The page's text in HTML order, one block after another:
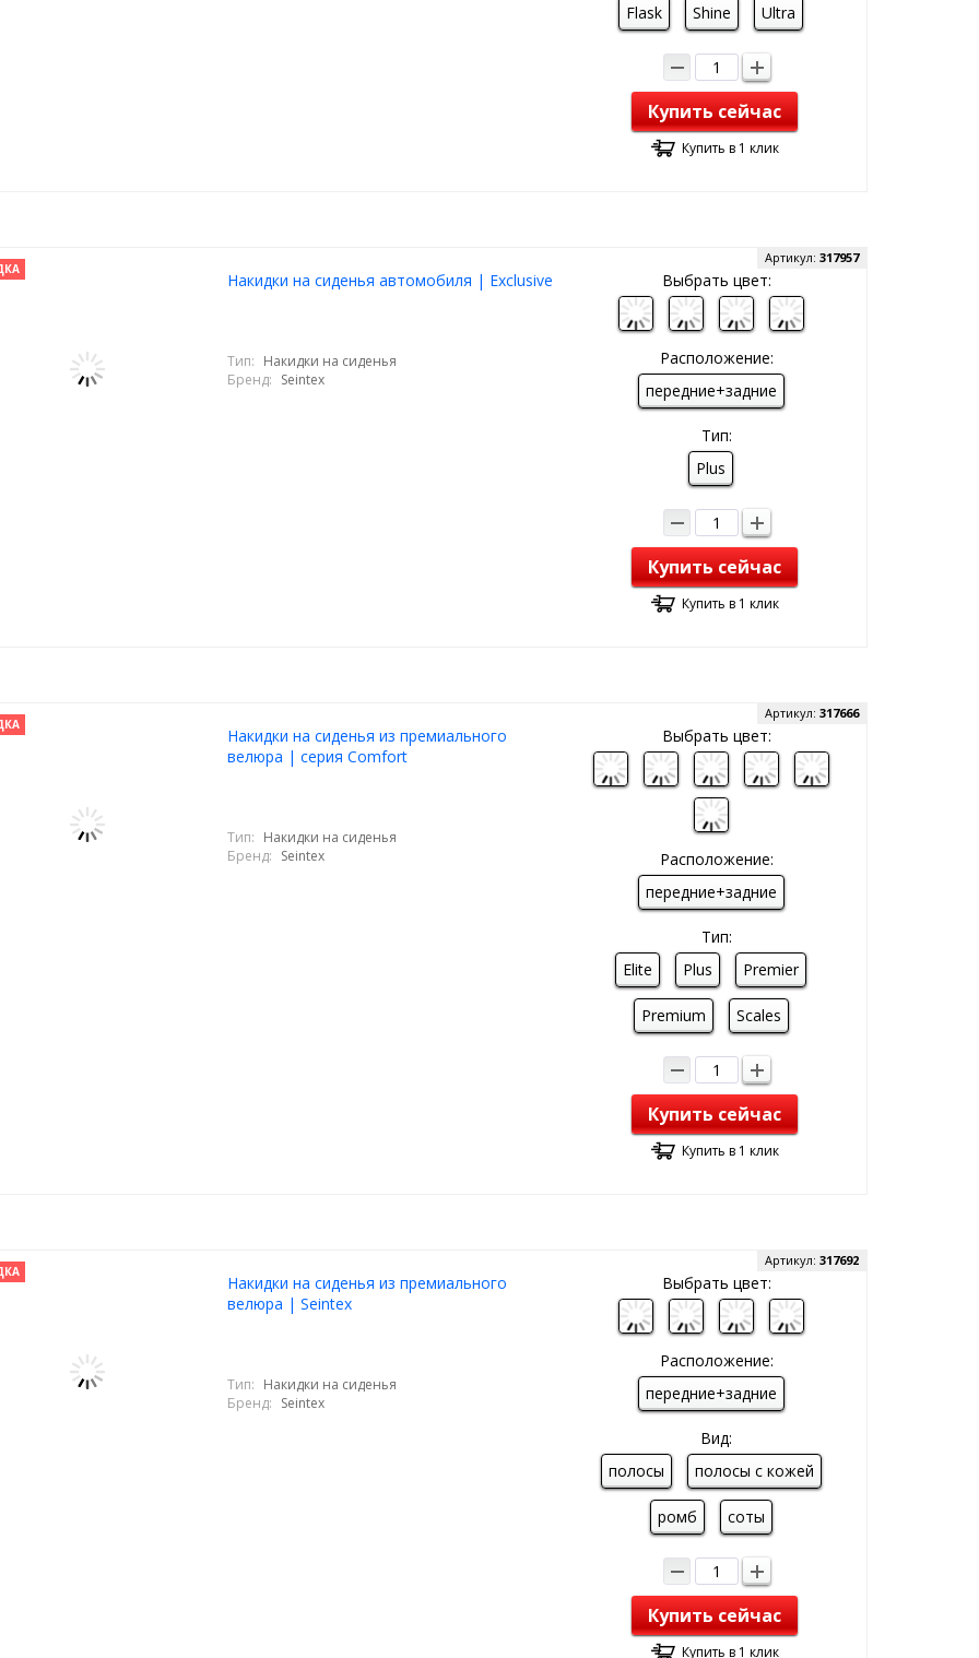
Flask
Shine Ultra
Купить сейчас
Купить в 1 клик
Накидки на сиденья автомобиля | Exclusive
Артикул: 317957
Тип: Накидки на сиденья
Бренд: Seintex
Выбрать цвет:
Расположение:
передние+задние
Тип:
Plus
Купить сейчас
Купить в 1 клик
Накидки на сиденья из премиального
велюра | серия Comfort
Артикул: 317666
Тип: Накидки на сиденья
Бренд: Seintex
Выбрать цвет:
Расположение:
передние+задние
Тип:
Elite
Plus Premier
Premium Scales
Купить сейчас
Купить в 1 клик
Накидки на сиденья из премиального
велюра | Seintex
Артикул: 317692
Тип: Накидки на сиденья
Бренд: Seintex
Выбрать цвет:
Расположение:
передние+задние
Вид:
полосы
полосы с кожей
ромб соты
Купить сейчас
Купить в 1 клик